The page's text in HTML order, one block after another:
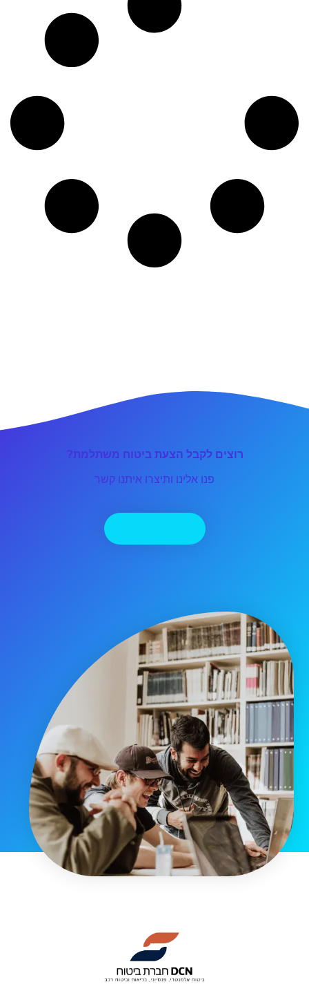
רוצים לקבל הצעת ביטוח משתלמת?
פנו אלינו ותיצרו איתנו קשר